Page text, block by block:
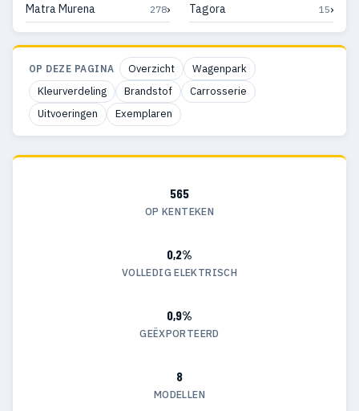
Matra Murena 278› Tagora 15›
OP DEZE PAGINA Overzicht
Wagenpark
Kleurverdeling
Brandstof
Carrosserie
Uitvoeringen
Exemplaren
565
OP KENTEKEN
0,2%
VOLLEDIG ELEKTRISCH
0,9%
GEËXPORTEERD
8
MODELLEN